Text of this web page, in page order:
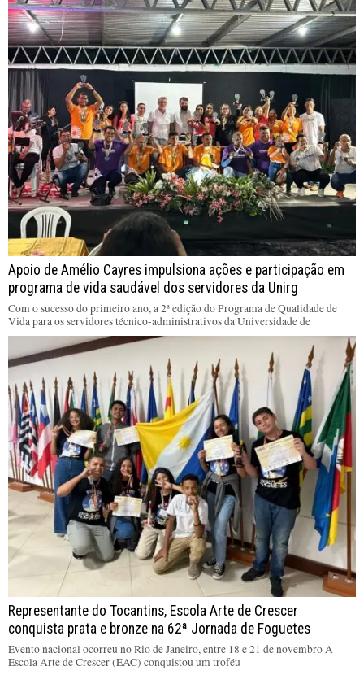
Apoio de Amélio Cayres impulsiona ações e participação em
programa de vida saudável dos servidores da Unirg
Com o sucesso do primeiro ano, a 2ª edição do Programa de Qualidade de
Vida para os servidores técnico-administrativos da Universidade de
Representante do Tocantins, Escola Arte de Crescer
conquista prata e bronze na 62ª Jornada de Foguetes
Evento nacional ocorreu no Rio de Janeiro, entre 18 e 21 de novembro A
Escola Arte de Crescer (EAC) conquistou um troféu